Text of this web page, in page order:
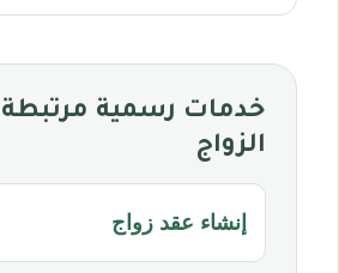
خدمات رسمية
الزواج
إنشاء عقد زواج